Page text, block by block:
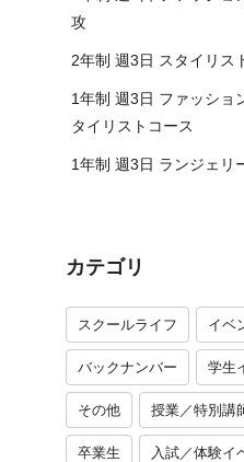
攻
2年制 週3日 スタイリス
1年制 週3日 ファッショ
タイリストコース
1年制 週3日 ランジェリ
カテゴリ
スクールライフ イベ
バックナンバー 学生
その他 授業／特別講
卒業生 入試／体験イ